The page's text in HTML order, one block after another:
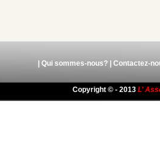
Qui sommes-nous?| Contactez-
Copyright © - 2013 L’